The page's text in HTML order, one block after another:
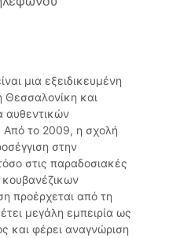
μια εξειδικευμένη
Θεσσαλονίκη και
αυθεντικών
Από το 2009, η σχολή
στην
στις παραδοσιακές
κουβανέζικων
προέρχεται από τη
μεγάλη εμπειρία ως
και φέρει αναγνώριση